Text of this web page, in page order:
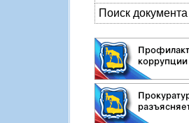
Поиск документа